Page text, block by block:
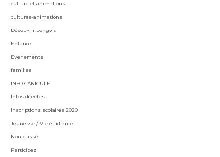
culture et animations
cultures-animations
Découvrir Longvic
Enfance
Evenements
familles
INFO CANICULE
Infos directes
Inscriptions scolaires 2020
Jeunesse / Vie étudiante
Non classé
Participez